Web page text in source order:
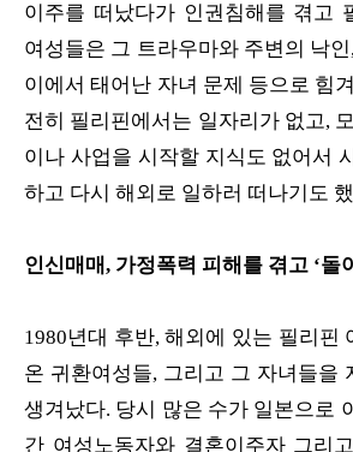
이주를 떠났다가 인권침해를 겪고
여성들은 그 트라우마와 주변의 낙
이에서 태어난 자녀 문제 등으로 힘
전히 필리핀에서는 일자리가 없고,
이나 사업을 시작할 지식도 없어서
하고 다시 해외로 일하러 떠나기도
인신매매, 가정폭력 피해를 겪고 ‘돌
1980년대 후반, 해외에 있는 필리핀
온 귀환여성들, 그리고 그 자녀들을
생겨났다. 당시 많은 수가 일본으로
간 여성노동자와 결혼이주자 그리